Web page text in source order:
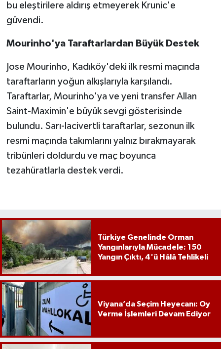
bu eleştirilere aldırış etmeyerek Krunic'e
güvendi.
Mourinho'ya Taraftarlardan Büyük Destek
Jose Mourinho, Kadıköy'deki ilk resmi maçında
taraftarların yoğun alkışlarıyla karşılandı.
Taraftarlar, Mourinho'ya ve yeni transfer Allan
Saint-Maximin'e büyük sevgi gösterisinde
bulundu. Sarı-lacivertli taraftarlar, sezonun ilk
resmi maçında takımlarını yalnız bırakmayarak
tribünleri doldurdu ve maç boyunca
tezahüratlarla destek verdi.
Türkiye Genelinde Orman
Yangınlarıyla Mücadele: 150
Yangın Çıktı, 4'ü Hâlâ Tehlikeli
Viyana’da Seçim Heyecanı: Oy
Verme İşlemleri Devam Ediyor